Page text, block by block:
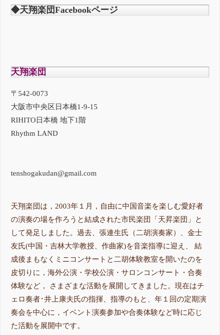
◆天翔楽団Facebookページ
天翔楽団
〒542-0073
大阪市中央区日本橋1-9-15
RIHITO日本橋 地下1階
Rhythm LAND
tenshogakudan@gmail.com
天翔楽団は，2003年１月，自由に中国音楽を楽しむ愛好者
の演奏の場を作ろうと結成された市民楽団「天昇楽団」と
して発足しました。過去、張連生氏（二胡演奏家）、金士
友氏(中国・吉林大学教授、作曲家)を音楽指導に迎え、 結
成後まもなくミニコンサートと二胡体験教室を開いたのを
皮切りに，海外公演・学校公演・サロンコンサート・合奏
体験など， さまざまな活動を展開してきました。現在はチ
ェロ奏者･井上康夫氏の指揮、指導のもと、年１回の定期演
奏会を中心に，イベント演奏参加や合奏体験など時に応じ
た活動を展開中です。